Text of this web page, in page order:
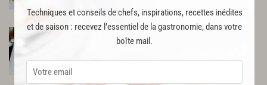
Techniques et conseils de chefs, inspirations, recettes inédites
et de saison : recevez l’essentiel de la gastronomie, dans votre
boîte mail.
83970
Saint-Tropez
Lenôtre
COMMERCE
63 rue d’Antibes